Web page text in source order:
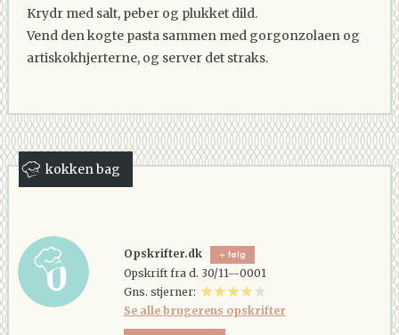
Krydr med salt, peber og plukket dild.
Vend den kogte pasta sammen med gorgonzolaen og
artiskokhjerterne, og server det straks.
kokken bag
Opskrifter.dk følg
Opskrift fra d. 30/11--0001
Gns. stjerner:
Se alle brugerens opskrifter